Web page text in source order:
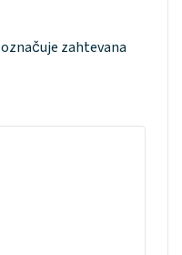
označuje zahtevana